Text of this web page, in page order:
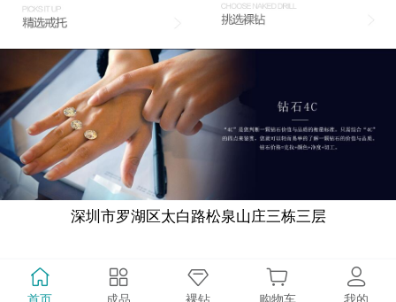
深圳市罗湖区太白路松泉山庄三栋三层
首页 成品 裸钻 购物车 我的